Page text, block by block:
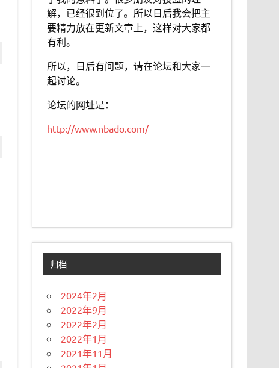
解，已经很到位了。所以日后我会把主
要精力放在更新文章上，这样对大家都
有利。
所以，日后有问题，请在论坛和大家一
起讨论。
论坛的网址是：
http://www.nbado.com/
归档
2024年2月
2022年9月
2022年2月
2022年1月
2021年11月